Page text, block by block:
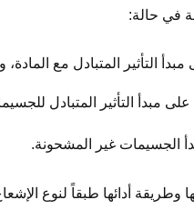
في حالة:
التأثير المتبادل مع المادة،
مبدأ التأثير المتبادل
الجسيمات غير المشحونة.
أدائها طبقاً لنوع